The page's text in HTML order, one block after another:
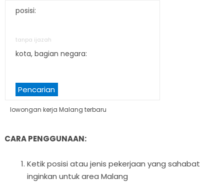
posisi:
tanpa ijazah
kota, bagian negara:
Pencarian
lowongan kerja Malang terbaru
CARA PENGGUNAAN:
Ketik posisi atau jenis pekerjaan yang sahabat
inginkan untuk area Malang